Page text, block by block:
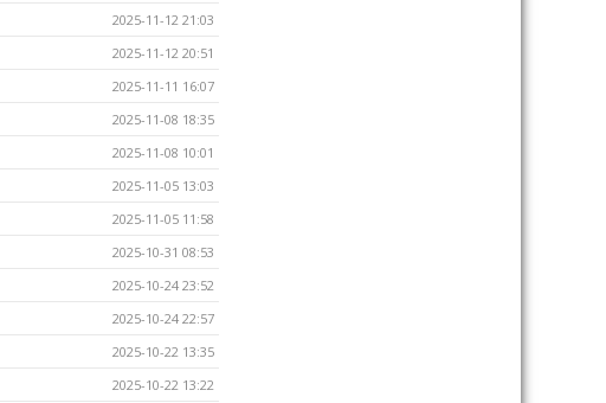
2025-11-12 21:03
2025-11-12 20:51
2025-11-11 16:07
2025-11-08 18:35
2025-11-08 10:01
2025-11-05 13:03
2025-11-05 11:58
2025-10-31 08:53
2025-10-24 23:52
2025-10-24 22:57
2025-10-22 13:35
2025-10-22 13:22